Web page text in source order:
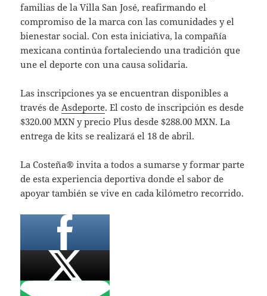
familias de la Villa San José, reafirmando el
compromiso de la marca con las comunidades y el
bienestar social. Con esta iniciativa, la compañía
mexicana continúa fortaleciendo una tradición que
une el deporte con una causa solidaria.
Las inscripciones ya se encuentran disponibles a
través de Asdeporte. El costo de inscripción es desde
$320.00 MXN y precio Plus desde $288.00 MXN. La
entrega de kits se realizará el 18 de abril.
La Costeña® invita a todos a sumarse y formar parte
de esta experiencia deportiva donde el sabor de
apoyar también se vive en cada kilómetro recorrido.